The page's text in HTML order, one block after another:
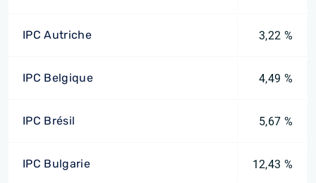
IPC Autriche 3,22 %
IPC Belgique 4,49 %
IPC Brésil 5,67 %
IPC Bulgarie 12,43 %